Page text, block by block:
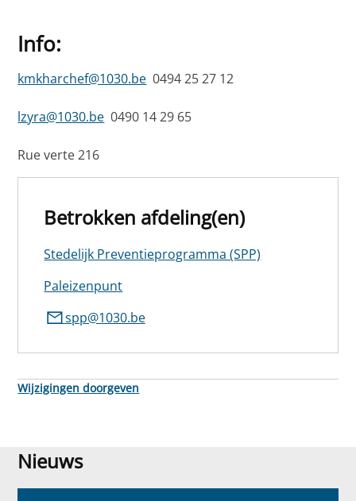
Info:
kmkharchef@1030.be 0494 25 27 12
lzyra@1030.be 0490 14 29 65
Rue verte 216
Betrokken afdeling(en)
Stedelijk Preventieprogramma (SPP)
Paleizenpunt
spp@1030.be
Wijzigingen doorgeven
Nieuws
Nieuws